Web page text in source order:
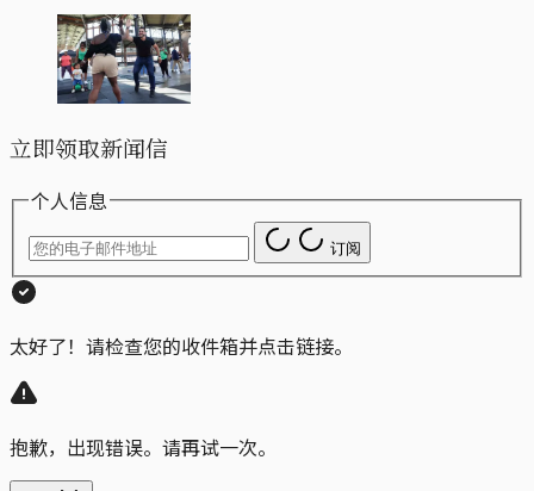
立即领取新闻信
个人信息
订阅
太好了！请检查您的收件箱并点击链接。
抱歉，出现错误。请再试一次。